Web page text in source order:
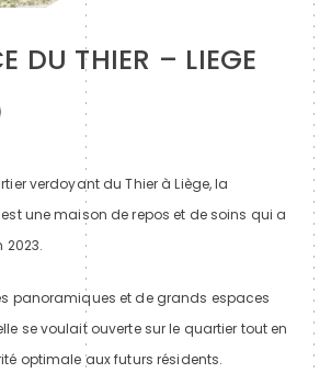
DU THIER – LIEGE
verdoyant du Thier à Liège, la
une maison de repos et de soins qui a
2023.
panoramiques et de grands espaces
se voulait ouverte sur le quartier tout en
optimale aux futurs résidents.